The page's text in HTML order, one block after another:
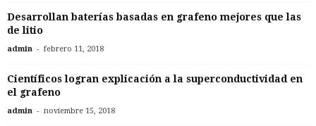
Desarrollan baterías basadas en grafeno mejores que las
de litio
admin - febrero 11, 2018
Científicos logran explicación a la superconductividad en
el grafeno
admin - noviembre 15, 2018